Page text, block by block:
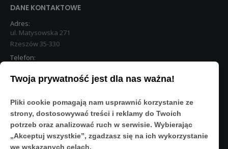
DANE KONTAKTOWE
Adres:
ul. Matysowska 271
Rzeszów 35-330
Telefon:
STREFA KLIENTA
Moje konto
O Nas
Polityka prywatności
Regulamin
Twoja prywatność jest dla nas ważna!
Pliki cookie pomagają nam usprawnić korzystanie ze
strony, dostosowywać treści i reklamy do Twoich
potrzeb oraz analizować ruch w serwisie. Wybierając
„Akceptuj wszystkie”, zgadzasz się na ich wykorzystanie
we wskazanych celach.